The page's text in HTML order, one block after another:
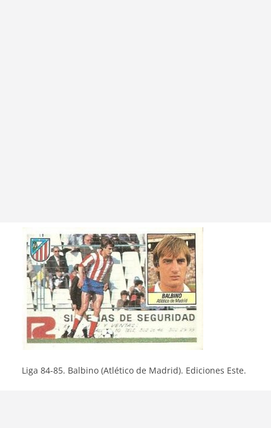
Liga 84-85. Balbino (Atlético de Madrid). Ediciones Este.